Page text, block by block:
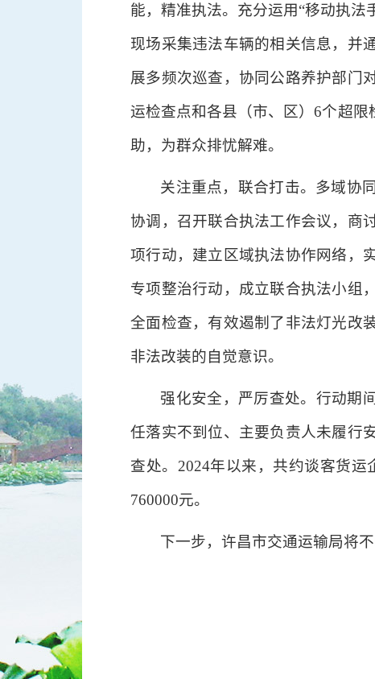
能，精准执法。充分运用“移动执法
现场采集违法车辆的相关信息，并
展多频次巡查，协同公路养护部门
运检查点和各县（市、区）6个超
助，为群众排忧解难。
关注重点，联合打击。多域协
协调，召开联合执法工作会议，商
项行动，建立区域执法协作网络，
专项整治行动，成立联合执法小组
全面检查，有效遏制了非法灯光改
非法改装的自觉意识。
强化安全，严厉查处。行动期
任落实不到位、主要负责人未履行
查处。2024年以来，共约谈客货
760000元。
下一步，许昌市交通运输局将